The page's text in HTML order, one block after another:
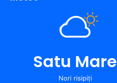
Satu Mare
Nori risipiți